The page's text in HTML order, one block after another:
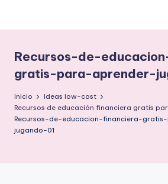
contenido
low-
cost
y
morir
en
el
Recursos-de-
gratis-para-aprender-
Inicio
Ideas low-cost
Recursos de educación financiera gratis
Recursos-de-educacion-financiera-
jugando-01